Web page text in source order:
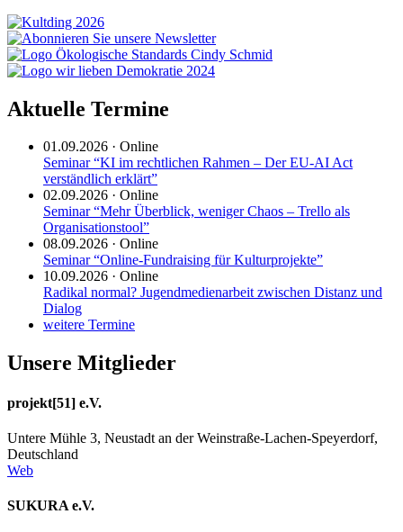
Aktuelle Termine
01.09.2026 · Online
Seminar “KI im rechtlichen Rahmen – Der EU-AI Act
verständlich erklärt”
02.09.2026 · Online
Seminar “Mehr Überblick, weniger Chaos – Trello als
Organisationstool”
08.09.2026 · Online
Seminar “Online-Fundraising für Kulturprojekte”
10.09.2026 · Online
Radikal normal? Jugendmedienarbeit zwischen Distanz und
Dialog
weitere Termine
Unsere Mitglieder
projekt[51] e.V.
Untere Mühle 3, Neustadt an der Weinstraße-Lachen-Speyerdorf,
Deutschland
Web
SUKURA e.V.